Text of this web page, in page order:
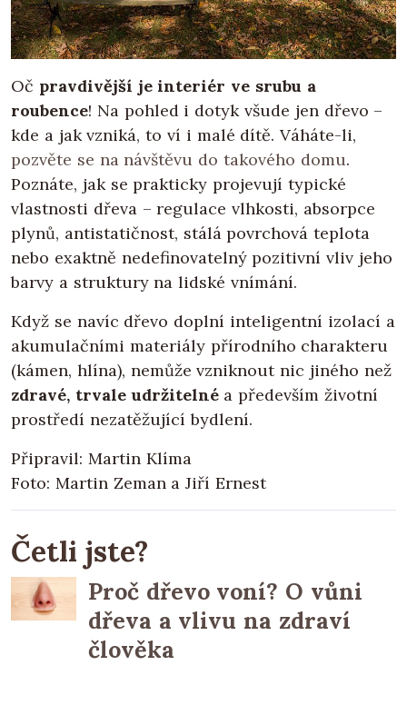
Oč pravdivější je interiér ve srubu a
roubence! Na pohled i dotyk všude jen dřevo –
kde a jak vzniká, to ví i malé dítě. Váháte-li,
pozvěte se na návštěvu do takového domu.
Poznáte, jak se prakticky projevují typické
vlastnosti dřeva – regulace vlhkosti, absorpce
plynů, antistatičnost, stálá povrchová teplota
nebo exaktně nedefinovatelný pozitivní vliv jeho
barvy a struktury na lidské vnímání.
Když se navíc dřevo doplní inteligentní izolací a
akumulačními materiály přírodního charakteru
(kámen, hlína), nemůže vzniknout nic jiného než
zdravé, trvale udržitelnéa především životní
prostředí nezatěžující bydlení.
Připravil: Martin Klíma
Foto: Martin Zeman a Jiří Ernest
Četli jste?
Proč dřevo voní? O vůni
dřeva a vlivu na zdraví
člověka